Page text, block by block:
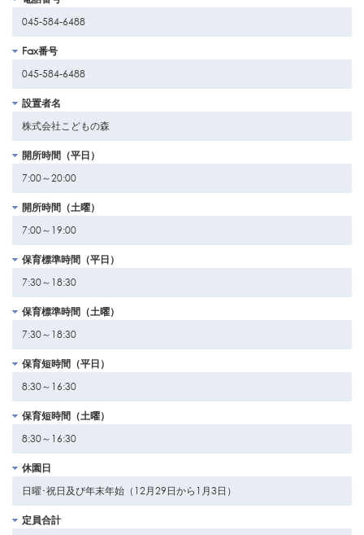
045-584-6488
Fax番号
045-584-6488
設置者名
株式会社こどもの森
開所時間（平日）
7:00～20:00
開所時間（土曜）
7:00～19:00
保育標準時間（平日）
7:30～18:30
保育標準時間（土曜）
7:30～18:30
保育短時間（平日）
8:30～16:30
保育短時間（土曜）
8:30～16:30
休園日
日曜･祝日及び年末年始（12月29日から1月3日）
定員合計